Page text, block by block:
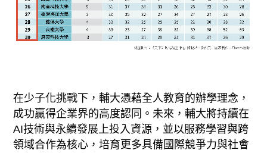
在少子化挑戰下，輔大憑藉全人教育的辦學理念，
成功贏得企業界的高度認同。未來，輔大將持續在
AI技術與永續發展上投入資源，並以服務學習與跨
領域合作為核心，培育更多具備國際競爭力與社會